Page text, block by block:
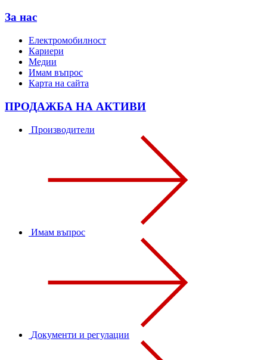
За нас
Електромобилност
Кариери
Медии
Имам въпрос
Карта на сайта
ПРОДАЖБА НА АКТИВИ
Производители
Имам въпрос
Документи и регулации